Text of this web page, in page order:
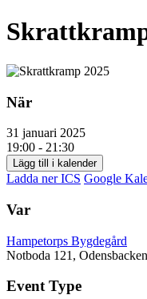
När
31 januari 2025
19:00 - 21:30
Lägg till i kalender
Ladda ner ICS Google
Var
Hampetorps Bygdegård
Notboda 121,
Event Type